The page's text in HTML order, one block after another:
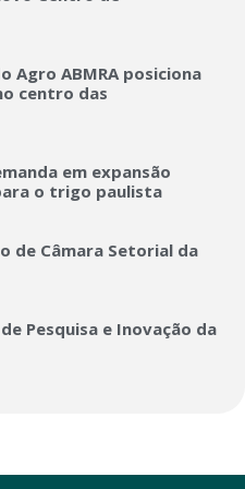
Agro ABMRA posiciona
centro das
em expansão
o trigo paulista
de Câmara Setorial da
Pesquisa e Inovação da